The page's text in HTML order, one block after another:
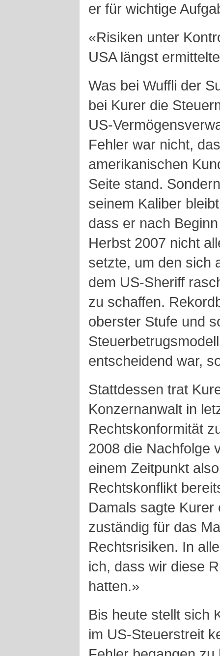
er für wichtige
«Risiken unter
USA längst
Was bei Wuffli der
bei Kurer die
US-
Fehler war nicht,
amerikanischen
Seite stand.
seinem Kaliber
dass er nach
Herbst 2007 nicht
setzte, um den sich
dem US-Sheriff
zu schaffen.
oberster Stufe und
entscheidend war,
Stattdessen trat
Konzernanwalt in
Rechtskonformität
2008 die Nachfolge
einem Zeitpunkt
Rechtskonflikt
Damals sagte
zuständig für das
Rechtsrisiken. In
ich, dass wir diese
hatten.»
Bis heute stellt sich
im US-Steuerstreit